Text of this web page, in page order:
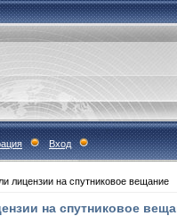
Вход
лицензии на спутниковое вещание
на спутниковое